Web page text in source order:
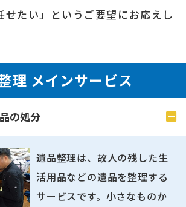
せたい」というご要望にお応えし
理 メインサービス
の処分
遺品整理は、故人の残した生
活用品などの遺品を整理する
サービスです。小さなものか